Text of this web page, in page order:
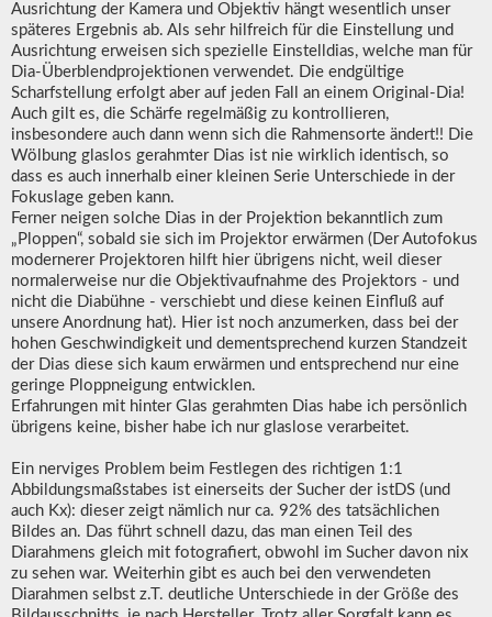
Ausrichtung der Kamera und Objektiv hängt wesentlich unser
späteres Ergebnis ab. Als sehr hilfreich für die Einstellung und
Ausrichtung erweisen sich spezielle Einstelldias, welche man für
Dia-Überblendprojektionen verwendet. Die endgültige
Scharfstellung erfolgt aber auf jeden Fall an einem Original-Dia!
Auch gilt es, die Schärfe regelmäßig zu kontrollieren,
insbesondere auch dann wenn sich die Rahmensorte ändert!! Die
Wölbung glaslos gerahmter Dias ist nie wirklich identisch, so
dass es auch innerhalb einer kleinen Serie Unterschiede in der
Fokuslage geben kann.
Ferner neigen solche Dias in der Projektion bekanntlich zum
„Ploppen“, sobald sie sich im Projektor erwärmen (Der Autofokus
modernerer Projektoren hilft hier übrigens nicht, weil dieser
normalerweise nur die Objektivaufnahme des Projektors - und
nicht die Diabühne - verschiebt und diese keinen Einfluß auf
unsere Anordnung hat). Hier ist noch anzumerken, dass bei der
hohen Geschwindigkeit und dementsprechend kurzen Standzeit
der Dias diese sich kaum erwärmen und entsprechend nur eine
geringe Ploppneigung entwicklen.
Erfahrungen mit hinter Glas gerahmten Dias habe ich persönlich
übrigens keine, bisher habe ich nur glaslose verarbeitet.
Ein nerviges Problem beim Festlegen des richtigen 1:1
Abbildungsmaßstabes ist einerseits der Sucher der istDS (und
auch Kx): dieser zeigt nämlich nur ca. 92% des tatsächlichen
Bildes an. Das führt schnell dazu, das man einen Teil des
Diarahmens gleich mit fotografiert, obwohl im Sucher davon nix
zu sehen war. Weiterhin gibt es auch bei den verwendeten
Diarahmen selbst z.T. deutliche Unterschiede in der Größe des